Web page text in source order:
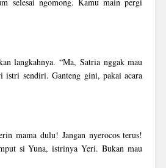
langkahnya. “Ma, Satria nggak mau
sendiri. Ganteng gini, pakai acara
mama dulu! Jangan nyerocos terus!
si Yuna, istrinya Yeri. Bukan mau